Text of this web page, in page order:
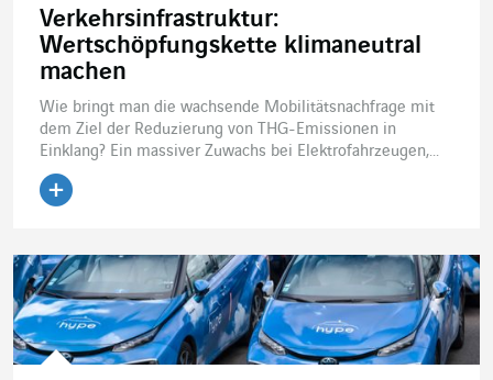
Verkehrsinfrastruktur:
Wertschöpfungskette klimaneutral
machen
Wie bringt man die wachsende Mobilitätsnachfrage mit
dem Ziel der Reduzierung von THG-Emissionen in
Einklang? Ein massiver Zuwachs bei Elektrofahrzeugen,...